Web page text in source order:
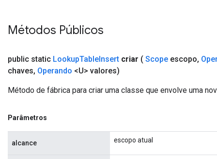
Métodos Públicos
public static LookupTableInsert criar ( Scope escopo,
chaves, Operando <U> valores)
Método de fábrica para criar uma classe que envolve uma
Parâmetros
alcance escopo atual